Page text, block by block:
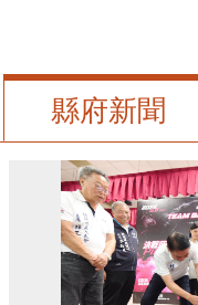
縣府新聞